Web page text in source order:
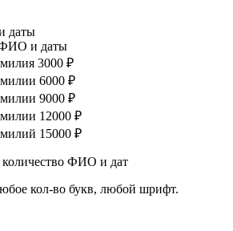
даты
и даты
3000 ₽
6000 ₽
9000 ₽
12000 ₽
15000 ₽
ФИО и дат
кол-во букв, любой шрифт.